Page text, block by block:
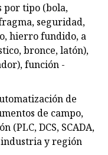
por tipo (bola,
seguridad,
hierro fundido, a
bronce, latón),
función -
de
de campo,
(PLC, DCS, SCADA,
y región